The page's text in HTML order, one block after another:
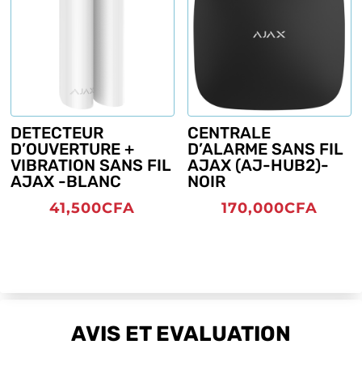
DETECTEUR
D’OUVERTURE +
VIBRATION SANS FIL
AJAX -BLANC
41,500CFA
CENTRALE
D’ALARME SANS FIL
AJAX (AJ-HUB2)-
NOIR
170,000CFA
AVIS ET EVALUATION